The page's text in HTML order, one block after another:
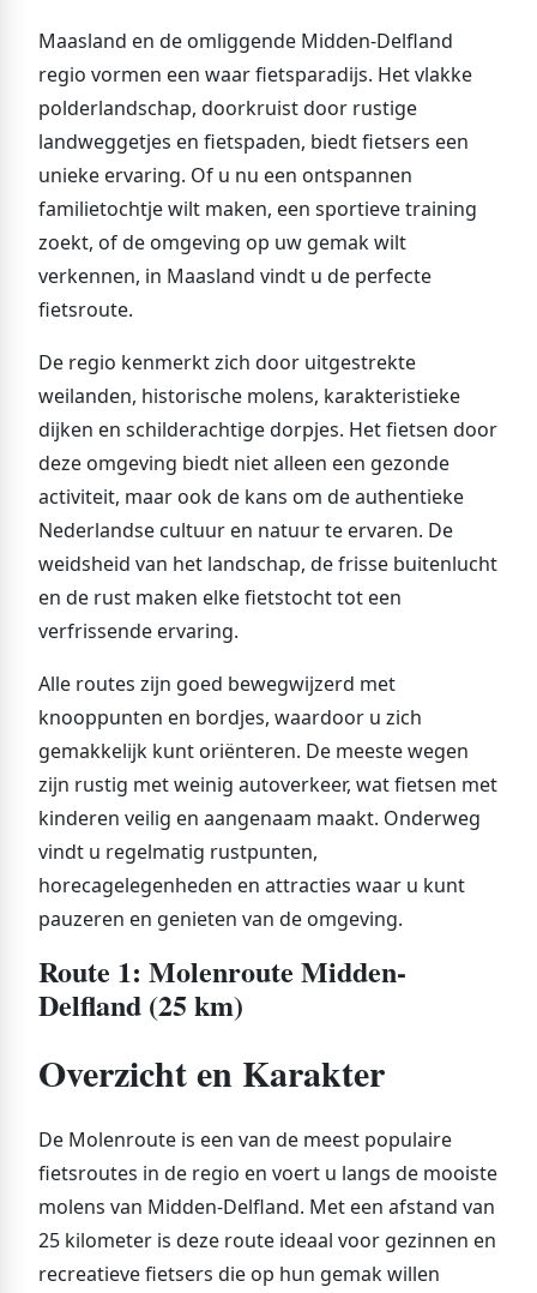
Maasland en de omliggende Midden-Delfland
regio vormen een waar fietsparadijs. Het vlakke
polderlandschap, doorkruist door rustige
landweggetjes en fietspaden, biedt fietsers een
unieke ervaring. Of u nu een ontspannen
familietochtje wilt maken, een sportieve training
zoekt, of de omgeving op uw gemak wilt
verkennen, in Maasland vindt u de perfecte
fietsroute.
De regio kenmerkt zich door uitgestrekte
weilanden, historische molens, karakteristieke
dijken en schilderachtige dorpjes. Het fietsen door
deze omgeving biedt niet alleen een gezonde
activiteit, maar ook de kans om de authentieke
Nederlandse cultuur en natuur te ervaren. De
weidsheid van het landschap, de frisse buitenlucht
en de rust maken elke fietstocht tot een
verfrissende ervaring.
Alle routes zijn goed bewegwijzerd met
knooppunten en bordjes, waardoor u zich
gemakkelijk kunt oriënteren. De meeste wegen
zijn rustig met weinig autoverkeer, wat fietsen met
kinderen veilig en aangenaam maakt. Onderweg
vindt u regelmatig rustpunten,
horecagelegenheden en attracties waar u kunt
pauzeren en genieten van de omgeving.
Route 1: Molenroute Midden-
Delfland (25 km)
Overzicht en Karakter
De Molenroute is een van de meest populaire
fietsroutes in de regio en voert u langs de mooiste
molens van Midden-Delfland. Met een afstand van
25 kilometer is deze route ideaal voor gezinnen en
recreatieve fietsers die op hun gemak willen